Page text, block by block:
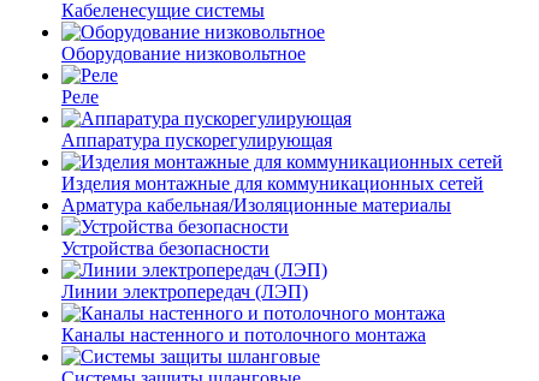
Кабеленесущие системы
Оборудование низковольтное
Реле
Аппаратура пускорегулирующая
Изделия монтажные для коммуникационных сетей
Арматура кабельная/Изоляционные материалы
Устройства безопасности
Линии электропередач (ЛЭП)
Каналы настенного и потолочного монтажа